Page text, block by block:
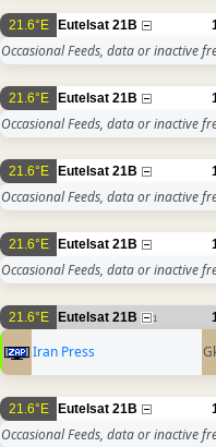
21.6°E Eutelsat 21B
Occasional Feeds, data or inactive
21.6°E Eutelsat 21B
Occasional Feeds, data or inactive
21.6°E Eutelsat 21B
Occasional Feeds, data or inactive
21.6°E Eutelsat 21B
Occasional Feeds, data or inactive
21.6°E Eutelsat 21B 1
Iran Press
21.6°E Eutelsat 21B
Occasional Feeds, data or inactive